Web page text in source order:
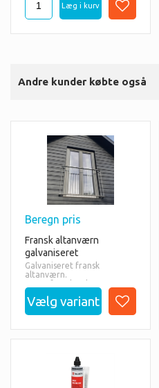
- Sæt bestående af 4 stk.
rustfrie franske skruer i
- Inkl. rustfrie skærmskiver
Andre kunder købte også
Beregn pris
Fransk altanværn
galvaniseret
Galvaniseret fransk
altanværn.
Dette franske altanværn er
til montering uden på væg.
BEREGN PRIS HERUNDER:
franske altan pulverlakeret.
2: Indtast mål (bredde) på
instrukser om korrekt
opmåling herunder.
3: Tryk på lommeregneren
til højre for feltet og vi